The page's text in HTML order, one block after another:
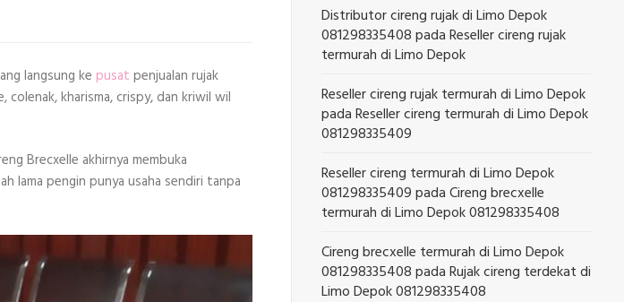
langsung ke pusat penjualan rujak
kharisma, crispy, dan kriwil wil
Brecxelle akhirnya membuka
lama pengin punya usaha sendiri tanpa
Distributor cireng rujak di Limo Depok
081298335408padaReseller cireng rujak
termurah di Limo Depok
Reseller cireng rujak termurah di Limo Depok
padaReseller cireng termurah di Limo Depok
081298335409
Reseller cireng termurah di Limo Depok
081298335409padaCireng brecxelle
termurah di Limo Depok 081298335408
Cireng brecxelle termurah di Limo Depok
081298335408padaRujak cireng terdekat di
Limo Depok 081298335408